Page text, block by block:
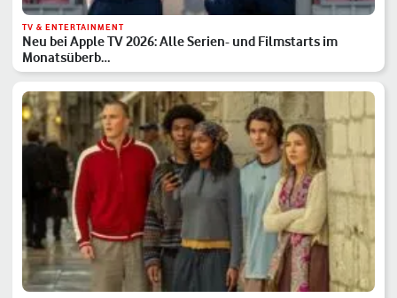
TV & ENTERTAINMENT
Neu bei Apple TV 2026: Alle Serien- und Filmstarts im
Monatsüberb…